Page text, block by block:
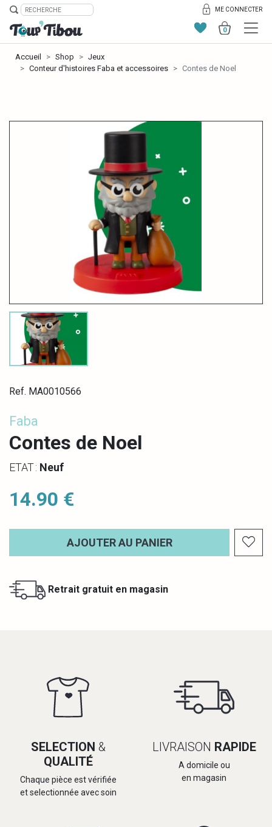
ME CONNECTER
0
Accueil Shop
Jeux
Conteur d'histoires Faba et accessoires
Contes de Noel
Ref. MA0010566
Faba
Contes de Noel
ETAT : Neuf
14.90 €
AJOUTER AU PANIER
Retrait gratuit en magasin
SELECTION &
QUALITÉ
Chaque pièce est vérifiée
et selectionnée avec soin
LIVRAISON RAPIDE
A domicile ou
en magasin